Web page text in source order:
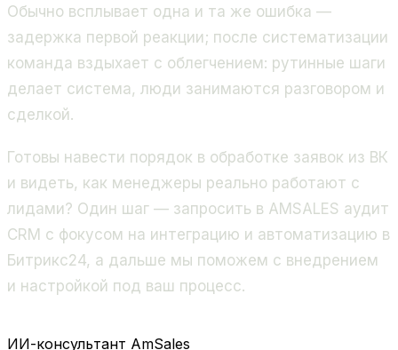
Обычно всплывает одна и та же ошибка —
задержка первой реакции; после систематизации
команда вздыхает с облегчением: рутинные шаги
делает система, люди занимаются разговором и
сделкой.
Готовы навести порядок в обработке заявок из ВК
и видеть, как менеджеры реально работают с
лидами? Один шаг — запросить в AMSALES аудит
CRM с фокусом на интеграцию и автоматизацию в
Битрикс24, а дальше мы поможем с внедрением
и настройкой под ваш процесс.
ИИ-консультант AmSales